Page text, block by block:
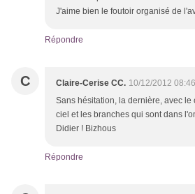
J'aime bien le foutoir organisé de
Répondre
C Claire-Cerise CC. 10/12/2012 08:46
Sans hésitation, la dernière, avec le
ciel et les branches qui sont dans
Didier ! Bizhous
Répondre